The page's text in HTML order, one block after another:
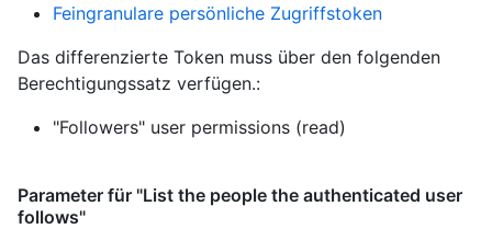
Feingranulare persönliche Zugriffstoken
Das differenzierte Token muss über den folgenden
Berechtigungssatz verfügen.:
"Followers" user permissions (read)
Parameter für "List the people the authenticated user
follows"